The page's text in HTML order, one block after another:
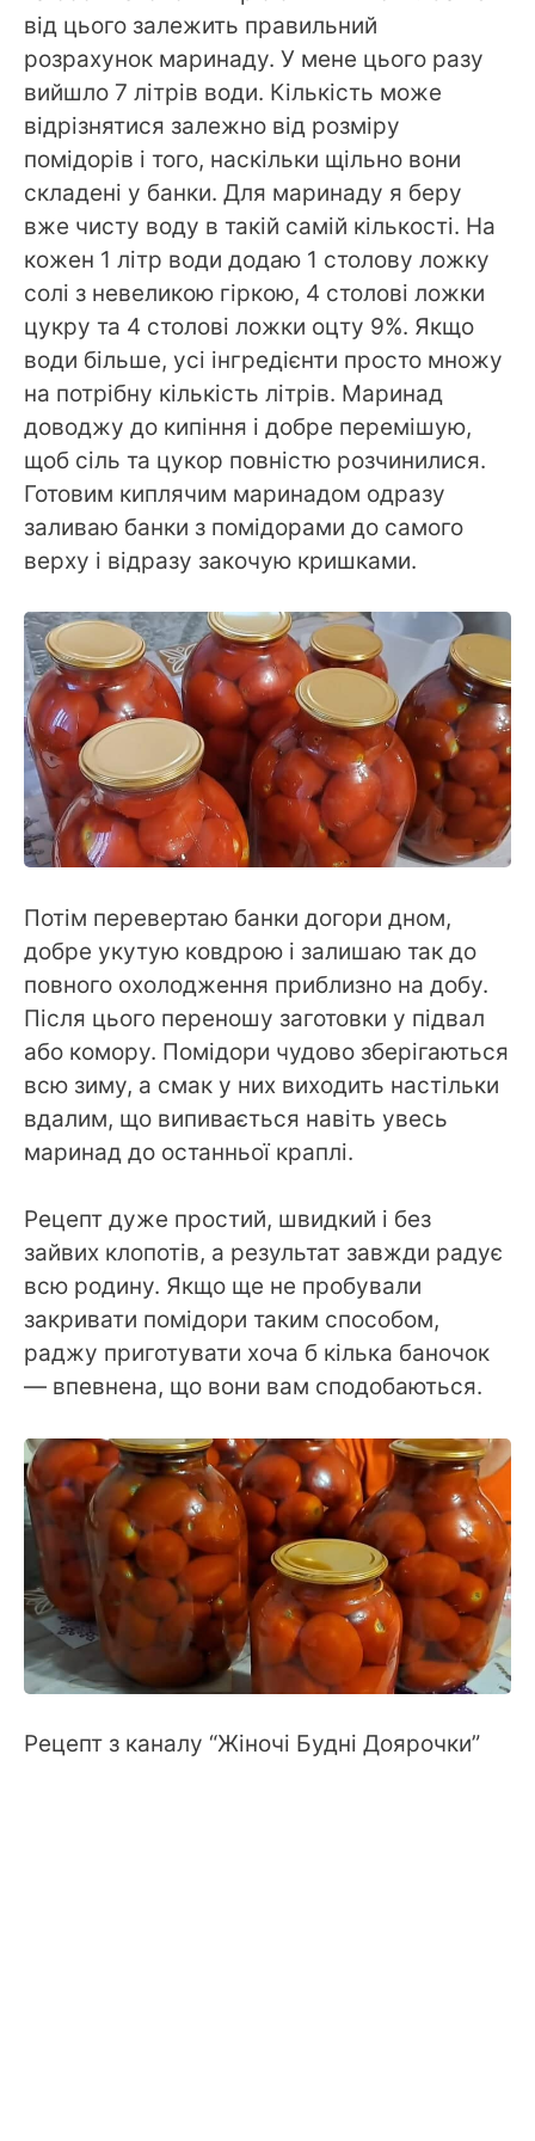
від цього залежить правильний
розрахунок маринаду. У мене цього разу
вийшло 7 літрів води. Кількість може
відрізнятися залежно від розміру
помідорів і того, наскільки щільно вони
складені у банки. Для маринаду я беру
вже чисту воду в такій самій кількості. На
кожен 1 літр води додаю 1 столову ложку
солі з невеликою гіркою, 4 столові ложки
цукру та 4 столові ложки оцту 9%. Якщо
води більше, усі інгредієнти просто множу
на потрібну кількість літрів. Маринад
доводжу до кипіння і добре перемішую,
щоб сіль та цукор повністю розчинилися.
Готовим киплячим маринадом одразу
заливаю банки з помідорами до самого
верху і відразу закочую кришками.
Потім перевертаю банки догори дном,
добре укутую ковдрою і залишаю так до
повного охолодження приблизно на добу.
Після цього переношу заготовки у підвал
або комору. Помідори чудово зберігаються
всю зиму, а смак у них виходить настільки
вдалим, що випивається навіть увесь
маринад до останньої краплі.
Рецепт дуже простий, швидкий і без
зайвих клопотів, а результат завжди радує
всю родину. Якщо ще не пробували
закривати помідори таким способом,
раджу приготувати хоча б кілька баночок
— впевнена, що вони вам сподобаються.
Рецепт з каналу “Жіночі Будні Доярочки”